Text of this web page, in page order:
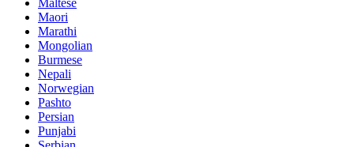
Maori
Marathi
Mongolian
Burmese
Nepali
Norwegian
Pashto
Persian
Punjabi